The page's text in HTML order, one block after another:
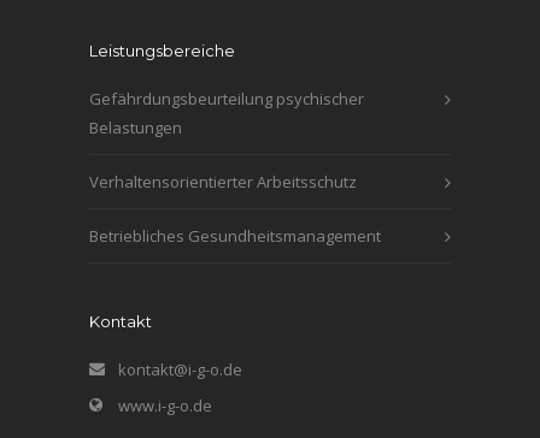
Leistungsbereiche
Gefährdungsbeurteilung psychischer
Belastungen
Verhaltensorientierter Arbeitsschutz
Betriebliches Gesundheitsmanagement
Kontakt
kontakt@i-g-o.de
www.i-g-o.de